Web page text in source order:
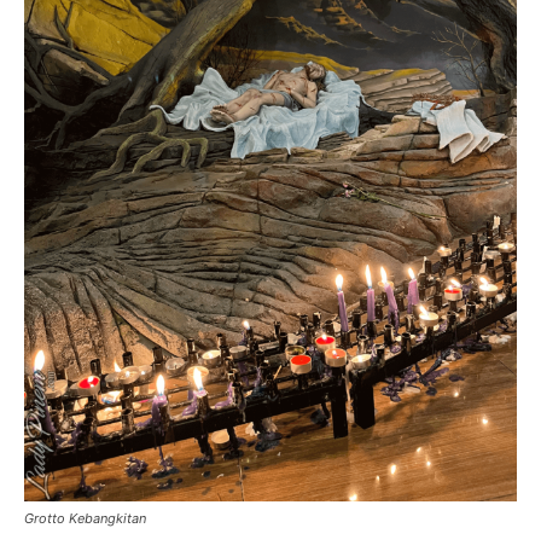
Grotto Kebangkitan